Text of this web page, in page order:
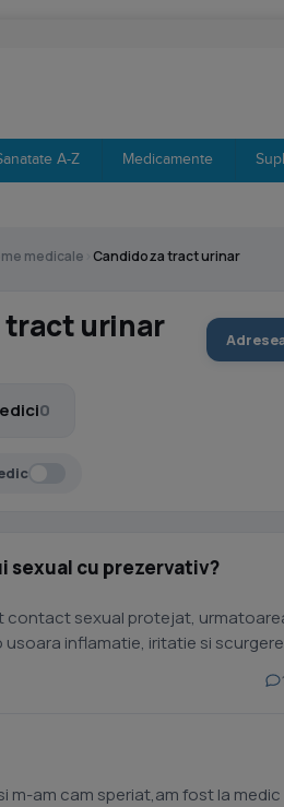
A-Z Medicamente
medicale Candidoza tract urinar
tract urinar
0
sexual cu prezervativ?
contact sexual protejat,
inflamatie, iritatie si
m-am cam speriat,am fost la medic